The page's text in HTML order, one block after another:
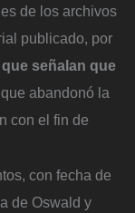
de los archivos
publicado, por
señalan que
abandonó la
con el fin de
con fecha de
de Oswald y